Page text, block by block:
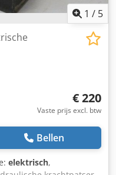
1 / 5
€ 220
Vaste prijs excl. btw
Bellen
elektrisch,